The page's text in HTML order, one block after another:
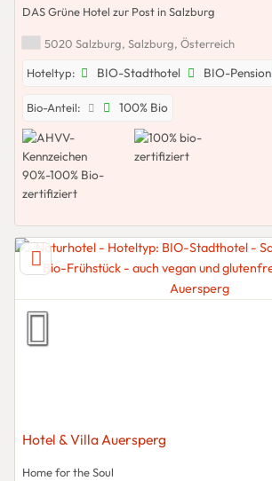
DAS Grüne Hotel zur Post in Salzburg
5020 Salzburg, Salzburg, Österreich
Hoteltyp: BIO-Stadthotel BIO-Pension
Bio-Anteil: 100% Bio
Hotel & Villa Auersperg
Home for the Soul